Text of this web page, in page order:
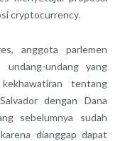
cryptocurrency.
anggota parlemen
undang yang
tentang
dengan Dana
sebelumnya sudah
dianggap dapat